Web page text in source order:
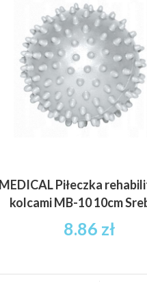
Piłeczka
kolcami MB-10 10cm
8.86 zł